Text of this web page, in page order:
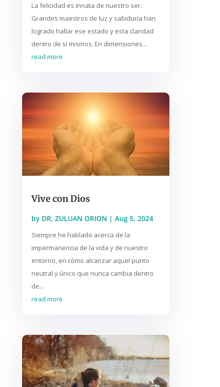
La felicidad es innata de nuestro ser.
Grandes maestros de luz y sabiduría han
logrado hallar ese estado y esta claridad
dentro de sí mismos. En dimensiones...
read more
Vive con Dios
by DR. ZULUAN ORION | Aug 5, 2024
Siempre he hablado acerca de la
impermanencia de la vida y de nuestro
entorno, en cómo alcanzar aquel punto
neutral y único que nunca cambia dentro
de...
read more